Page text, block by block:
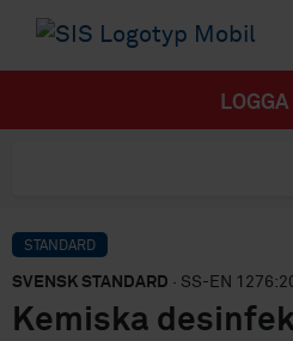
LOGGA
STANDARD
SVENSK STANDARD · SS-EN
Kemiska